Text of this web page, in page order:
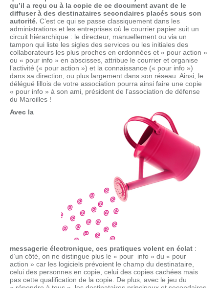
qu’il a reçu ou à la copie de ce document avant de le
diffuser à des destinataires secondaires placés sous son
autorité. C’est ce qui se passe classiquement dans les
administrations et les entreprises où le courrier papier suit un
circuit hiérarchique : le directeur, manuellement ou via un
tampon qui liste les sigles des services ou les initiales des
collaborateurs les plus proches en ordonnées et « pour action »
ou « pour info » en abscisses, attribue le courrier et organise
l’activité (« pour action ») et la connaissance (« pour info »)
dans sa direction, ou plus largement dans son réseau. Ainsi, le
délégué lillois de votre association pourra ainsi faire une copie
« pour info » à son ami, président de l’association de défense
du Maroilles !
Avec la
messagerie électronique, ces pratiques volent en éclat :
d’un côté, on ne distingue plus le « pour info » du « pour
action » car les logiciels prévoient le champ du destinataire,
celui des personnes en copie, celui des copies cachées mais
pas cette qualification de la copie. De plus, avec le jeu du